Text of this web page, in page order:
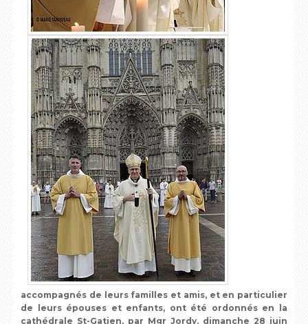
accompagnés de leurs familles et amis, et en particulier
de leurs épouses et enfants, ont été ordonnés en la
cathédrale St-Gatien, par Mgr Jordy, dimanche 28 juin